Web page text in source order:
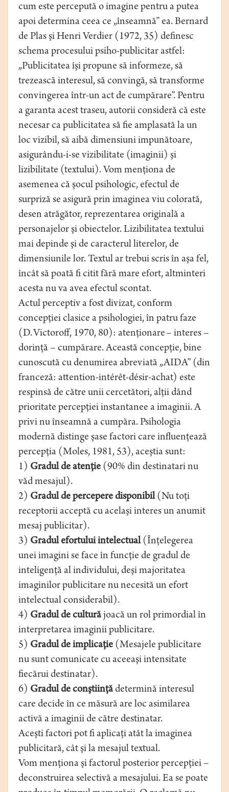
cum este percepută o imagine pentru a putea
apoi determina ceea ce „înseamnă” ea. Bernard
de Plas şi Henri Verdier (1972, 35) definesc
schema procesului psiho-publicitar astfel:
„Publicitatea îşi propune să informeze, să
trezească interesul, să convingă, să transforme
convingerea într-un act de cumpărare”. Pentru
a garanta acest traseu, autorii consideră că este
necesar ca publicitatea să fie amplasată la un
loc vizibil, să aibă dimensiuni impunătoare,
asigurându-i-se vizibilitate (imaginii) şi
lizibilitate (textului). Vom menţiona de
asemenea că şocul psihologic, efectul de
surpriză se asigură prin imaginea viu colorată,
desen atrăgător, reprezentarea originală a
personajelor şi obiectelor. Lizibilitatea textului
mai depinde şi de caracterul literelor, de
dimensiunile lor. Textul ar trebui scris în aşa fel,
încât să poată fi citit fără mare efort, altminteri
acesta nu va avea efectul scontat.
Actul perceptiv a fost divizat, conform
concepţiei clasice a psihologiei, în patru faze
(D. Victoroff, 1970, 80): atenţionare – interes –
dorinţă – cumpărare. Această concepţie, bine
cunoscută cu denumirea abreviată „AIDA” (din
franceză: attention-intérêt-désir-achat) este
respinsă de către unii cercetători, alţii dând
prioritate percepţiei instantanee a imaginii. A
privi nu înseamnă a cumpăra. Psihologia
modernă distinge şase factori care influenţează
percepţia (Moles, 1981, 53), aceştia sunt:
1) Gradul de atenţie (90% din destinatari nu
văd mesajul).
2) Gradul de percepere disponibil(Nu toţi
receptorii acceptă cu acelaşi interes un anumit
mesaj publicitar).
3) Gradul efortului intelectual(Înţelegerea
unei imagini se face în funcţie de gradul de
inteligenţă al individului, deşi majoritatea
imaginilor publicitare nu necesită un efort
intelectual considerabil).
4) Gradul de culturăjoacă un rol primordial în
interpretarea imaginii publicitare.
5) Gradul de implicaţie (Mesajele publicitare
nu sunt comunicate cu aceeaşi intensitate
fiecărui destinatar).
6) Gradul de conştiinţă determină interesul
care decide în ce măsură are loc asimilarea
activă a imaginii de către destinatar.
Aceşti factori pot fi aplicaţi atât la imaginea
publicitară, cât şi la mesajul textual.
Vom menţiona şi factorul posterior percepţiei –
deconstruirea selectivă a mesajului. Ea se poate